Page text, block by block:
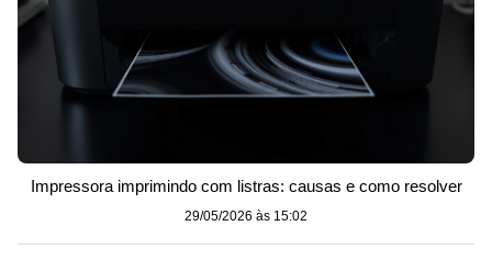
Impressora imprimindo com listras: causas e como resolver
29/05/2026 às 15:02